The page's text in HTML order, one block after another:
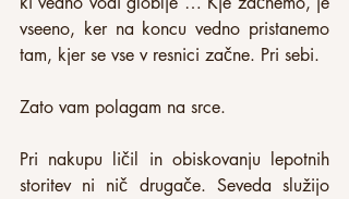
vseeno, ker na koncu vedno pristanemo
tam, kjer se vse v resnici začne. Pri sebi.
Zato vam polagam na srce.
Pri nakupu ličil in obiskovanju lepotnih
storitev ni nič drugače. Seveda služijo